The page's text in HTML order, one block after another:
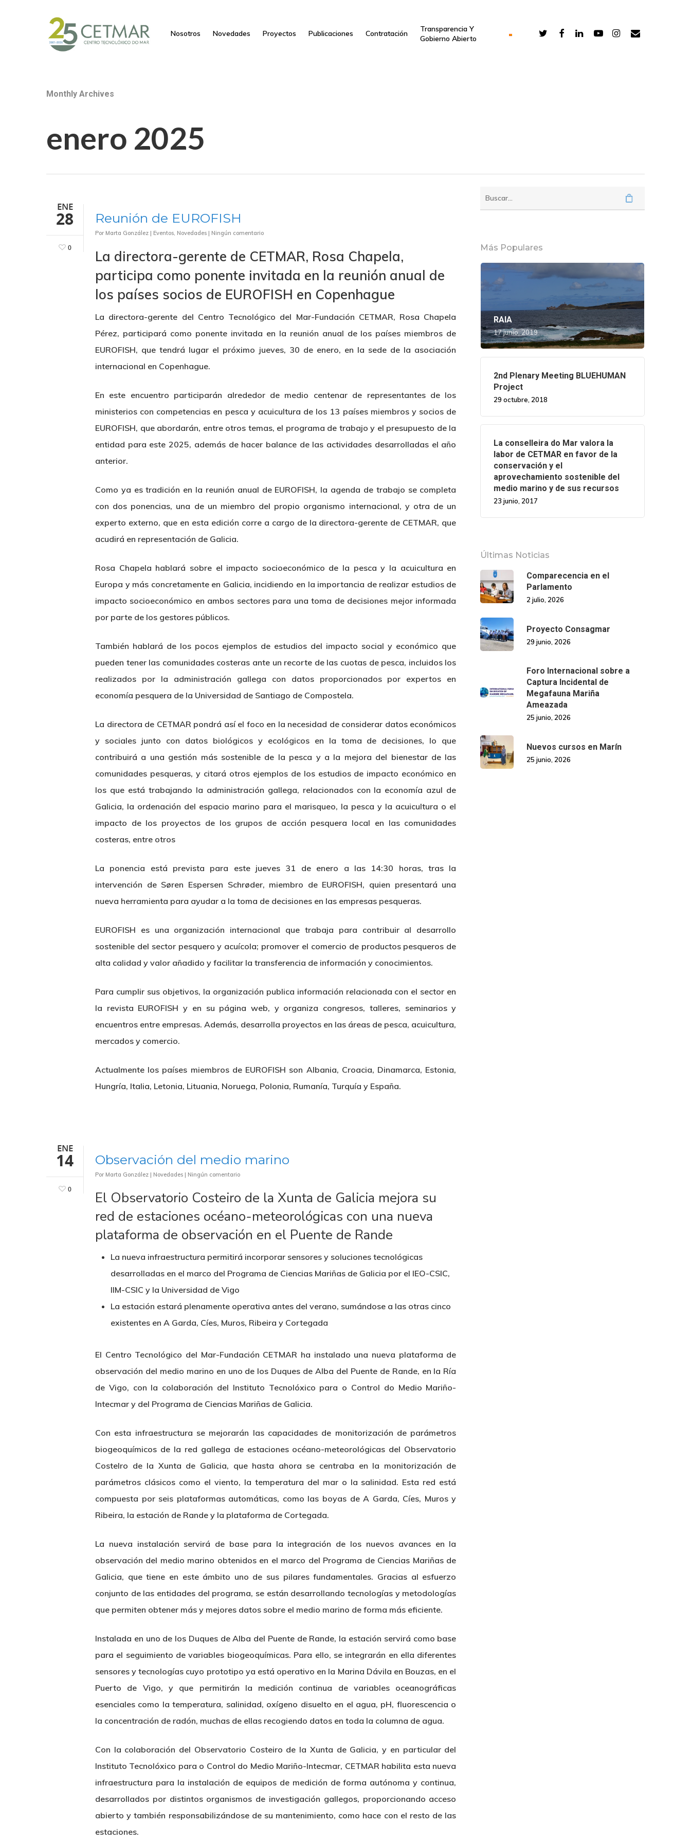
Nosotros Novedades Proyectos Publicaciones Contratación
Transparencia Y
Gobierno Abierto
Monthly Archives
enero 2025
ENE
28
0
Reunión de EUROFISH
Por Marta González | Eventos, Novedades | Ningún comentario
La directora-gerente de CETMAR, Rosa Chapela,
participa como ponente invitada en la reunión anual de
los países socios de EUROFISH en Copenhague
La directora-gerente del Centro Tecnológico del Mar-Fundación CETMAR, Rosa Chapela
Pérez, participará como ponente invitada en la reunión anual de los países miembros de
EUROFISH, que tendrá lugar el próximo jueves, 30 de enero, en la sede de la asociación
internacional en Copenhague.
En este encuentro participarán alrededor de medio centenar de representantes de los
ministerios con competencias en pesca y acuicultura de los 13 países miembros y socios de
EUROFISH, que abordarán, entre otros temas, el programa de trabajo y el presupuesto de la
entidad para este 2025, además de hacer balance de las actividades desarrolladas el año
anterior.
Como ya es tradición en la reunión anual de EUROFISH, la agenda de trabajo se completa
con dos ponencias, una de un miembro del propio organismo internacional, y otra de un
experto externo, que en esta edición corre a cargo de la directora-gerente de CETMAR, que
acudirá en representación de Galicia.
Rosa Chapela hablará sobre el impacto socioeconómico de la pesca y la acuicultura en
Europa y más concretamente en Galicia, incidiendo en la importancia de realizar estudios de
impacto socioeconómico en ambos sectores para una toma de decisiones mejor informada
por parte de los gestores públicos.
También hablará de los pocos ejemplos de estudios del impacto social y económico que
pueden tener las comunidades costeras ante un recorte de las cuotas de pesca, incluidos los
realizados por la administración gallega con datos proporcionados por expertos en
economía pesquera de la Universidad de Santiago de Compostela.
La directora de CETMAR pondrá así el foco en la necesidad de considerar datos económicos
y sociales junto con datos biológicos y ecológicos en la toma de decisiones, lo que
contribuirá a una gestión más sostenible de la pesca y a la mejora del bienestar de las
comunidades pesqueras, y citará otros ejemplos de los estudios de impacto económico en
los que está trabajando la administración gallega, relacionados con la economía azul de
Galicia, la ordenación del espacio marino para el marisqueo, la pesca y la acuicultura o el
impacto de los proyectos de los grupos de acción pesquera local en las comunidades
costeras, entre otros
La ponencia está prevista para este jueves 31 de enero a las 14:30 horas, tras la
intervención de Søren Espersen Schrøder, miembro de EUROFISH, quien presentará una
nueva herramienta para ayudar a la toma de decisiones en las empresas pesqueras.
EUROFISH es una organización internacional que trabaja para contribuir al desarrollo
sostenible del sector pesquero y acuícola; promover el comercio de productos pesqueros de
alta calidad y valor añadido y facilitar la transferencia de información y conocimientos.
Para cumplir sus objetivos, la organización publica información relacionada con el sector en
la revista EUROFISH y en su página web, y organiza congresos, talleres, seminarios y
encuentros entre empresas. Además, desarrolla proyectos en las áreas de pesca, acuicultura,
mercados y comercio.
Actualmente los países miembros de EUROFISH son Albania, Croacia, Dinamarca, Estonia,
Hungría, Italia, Letonia, Lituania, Noruega, Polonia, Rumanía, Turquía y España.
ENE
14
0
Observación del medio marino
Por Marta González | Novedades | Ningún comentario
El Observatorio Costeiro de la Xunta de Galicia mejora su
red de estaciones océano-meteorológicas con una nueva
plataforma de observación en el Puente de Rande
La nueva infraestructura permitirá incorporar sensores y soluciones tecnológicas
desarrolladas en el marco del Programa de Ciencias Mariñas de Galicia por el IEO-CSIC,
IIM-CSIC y la Universidad de Vigo
La estación estará plenamente operativa antes del verano, sumándose a las otras cinco
existentes en A Garda, Cíes, Muros, Ribeira y Cortegada
El Centro Tecnológico del Mar-Fundación CETMAR ha instalado una nueva plataforma de
observación del medio marino en uno de los Duques de Alba del Puente de Rande, en la Ría
de Vigo, con la colaboración del Instituto Tecnolóxico para o Control do Medio Mariño-
Intecmar y del Programa de Ciencias Mariñas de Galicia.
Con esta infraestructura se mejorarán las capacidades de monitorización de parámetros
biogeoquímicos de la red gallega de estaciones océano-meteorológicas del Observatorio
CosteIro de la Xunta de Galicia, que hasta ahora se centraba en la monitorización de
parámetros clásicos como el viento, la temperatura del mar o la salinidad. Esta red está
compuesta por seis plataformas automáticas, como las boyas de A Garda, Cíes, Muros y
Ribeira, la estación de Rande y la plataforma de Cortegada.
La nueva instalación servirá de base para la integración de los nuevos avances en la
observación del medio marino obtenidos en el marco del Programa de Ciencias Mariñas de
Galicia, que tiene en este ámbito uno de sus pilares fundamentales. Gracias al esfuerzo
conjunto de las entidades del programa, se están desarrollando tecnologías y metodologías
que permiten obtener más y mejores datos sobre el medio marino de forma más eficiente.
Instalada en uno de los Duques de Alba del Puente de Rande, la estación servirá como base
para el seguimiento de variables biogeoquímicas. Para ello, se integrarán en ella diferentes
sensores y tecnologías cuyo prototipo ya está operativo en la Marina Dávila en Bouzas, en el
Puerto de Vigo, y que permitirán la medición continua de variables oceanográficas
esenciales como la temperatura, salinidad, oxígeno disuelto en el agua, pH, fluorescencia o
la concentración de radón, muchas de ellas recogiendo datos en toda la columna de agua.
Con la colaboración del Observatorio Costeiro de la Xunta de Galicia, y en particular del
Instituto Tecnolóxico para o Control do Medio Mariño-Intecmar, CETMAR habilita esta nueva
infraestructura para la instalación de equipos de medición de forma autónoma y continua,
desarrollados por distintos organismos de investigación gallegos, proporcionando acceso
abierto y también responsabilizándose de su mantenimiento, como hace con el resto de las
estaciones.
Más Populares
RAIA
17 junio, 2019
2nd Plenary Meeting BLUEHUMAN
Project
29 octubre, 2018
La conselleira do Mar valora la
labor de CETMAR en favor de la
conservación y el
aprovechamiento sostenible del
medio marino y de sus recursos
23 junio, 2017
Últimas Noticias
Comparecencia en el
Parlamento
2 julio, 2026
Proyecto Consagmar
29 junio, 2026
Foro Internacional sobre a
Captura Incidental de
Megafauna Mariña
Ameazada
25 junio, 2026
Nuevos cursos en Marín
25 junio, 2026